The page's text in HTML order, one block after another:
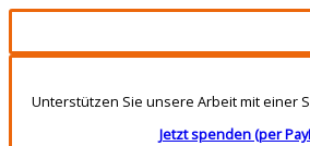
Unterstützen Sie unsere Arbeit mit einer
Jetzt spenden (per